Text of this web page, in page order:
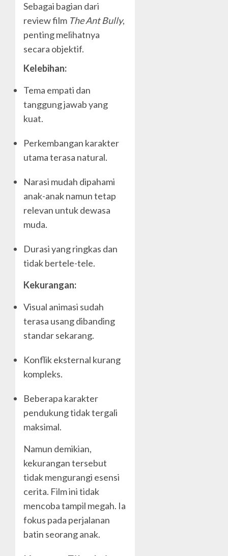
Sebagai bagian dari
review film The Ant Bully,
penting melihatnya
secara objektif.
Kelebihan:
Tema empati dan
tanggung jawab yang
kuat.
Perkembangan karakter
utama terasa natural.
Narasi mudah dipahami
anak-anak namun tetap
relevan untuk dewasa
muda.
Durasi yang ringkas dan
tidak bertele-tele.
Kekurangan:
Visual animasi sudah
terasa usang dibanding
standar sekarang.
Konflik eksternal kurang
kompleks.
Beberapa karakter
pendukung tidak tergali
maksimal.
Namun demikian,
kekurangan tersebut
tidak mengurangi esensi
cerita. Film ini tidak
mencoba tampil megah. Ia
fokus pada perjalanan
batin seorang anak.